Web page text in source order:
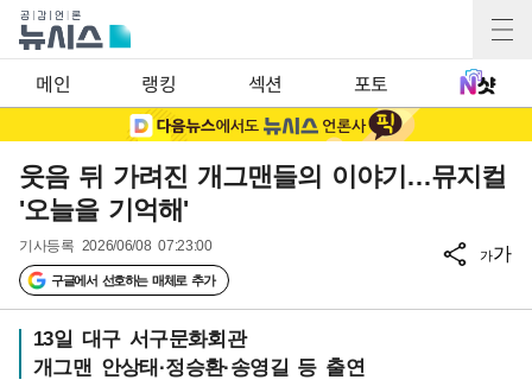
메인 랭킹 섹션 포토
웃음 뒤 가려진 개그맨들의 이야기…뮤지컬
'오늘을 기억해'
기사등록 2026/06/08 07:23:00
구글에서 선호하는 매체로 추가
가가
13일 대구 서구문화회관
개그맨 안상태·정승환·송영길 등 출연